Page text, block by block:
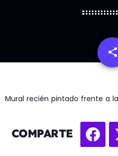
share
email
Mural recién pintado frente a
COMPARTE